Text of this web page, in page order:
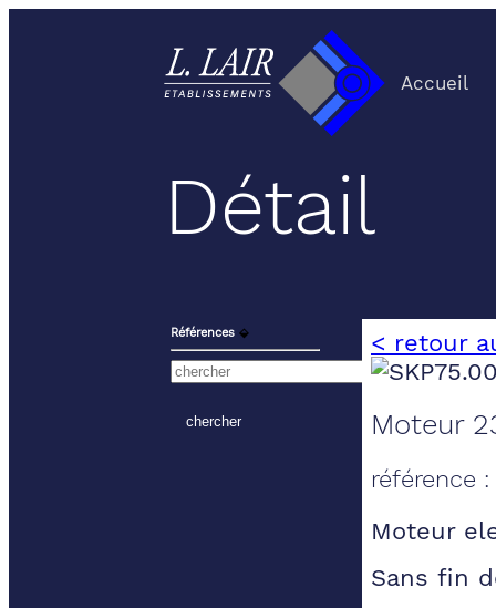
Accueil
Détail
Références ⬙ < retour
Moteur
référence :
Moteur
Sans fin